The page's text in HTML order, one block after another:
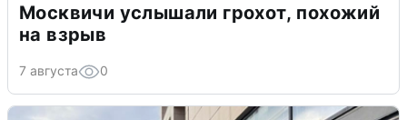
Москвичи услышали грохот, похожий
на взрыв
7 августа 0